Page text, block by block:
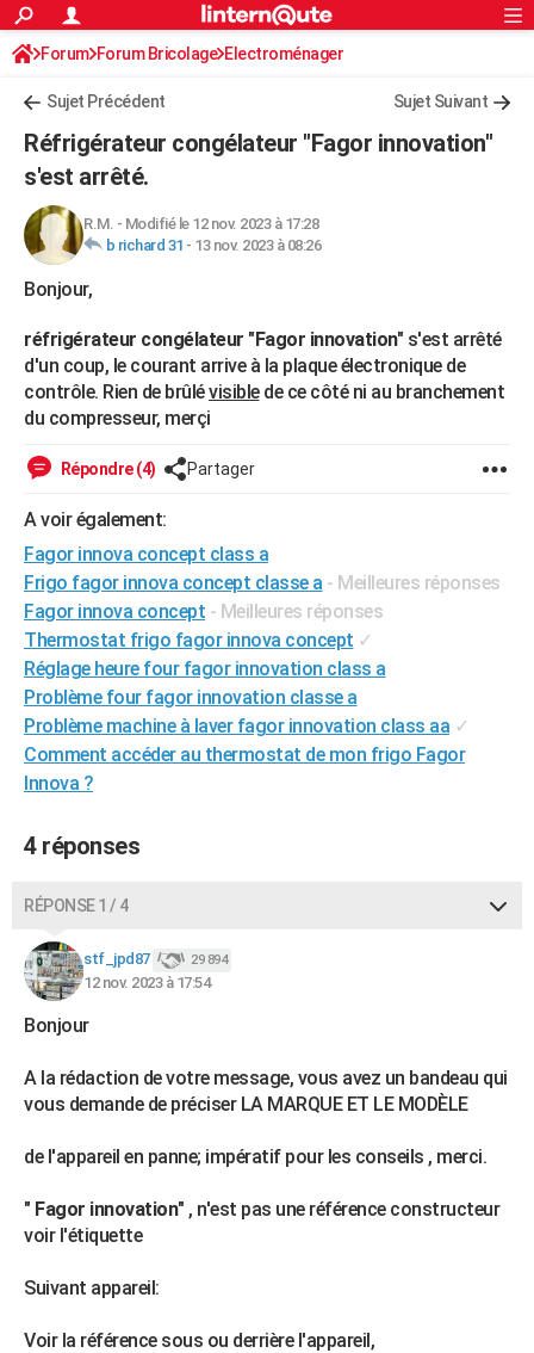
ACTUALITÉS
Politique
Société
Faits Divers
Education
Monde
Villes
+
Programme TV
Streaming
Cinéma
Sorties cinéma
Musique
FINANCE
Retraite
Impôts
Epargne
Immobilier
Risques naturels par ville
Banque
Assurance
Crédit
AUTO
Essais
Réserver un essai
Citadines
Berlines
SUV
Forum auto
HIGH-TECH
Forum
Aménagement intérieur
Extérieur
Cuisine
Salle de bains
Jardinage
Rangement
WEEK-END
Guides de France
Escapades
Patrimoine
Expositions
Musées
Week-end nature
+LIFESTYLE
Art de vivre
Bien-être
Loisirs
Mode
Modes de vie
SANTE
Alimentation
Guide de la santé
Maladies
Médicaments
Sommeil
VOYAGE
Destinations
City break
Voyage nature
Voyage de noces
Forum
Climat
+PHOTO
GUIDES D'ACHAT
BONS PLANS
CARTE DE VOEUX
Carte de Noël
Carte Bonne année
Carte Saint-Valentin
Carte Pâques
Carte d'anniversaire
DICTIONNAIRE
COPAINS D'AVANT
S'inscrire
Se connecter
Lycées
Collèges
Primaires
Universités
Entreprises
Service militaire
Avis de recherche
AVIS DE DÉCÈS
FORUM
Bricolage
Lifestyle
Culture
Sport
Auto
Television
Voyage
Cinema
S'inscrire
Connexion
Forum Forum Bricolage Electroménager
Sujet Précédent Sujet Suivant
Réfrigérateur congélateur "Fagor innovation"
s'est arrêté.
R.M. - Modifié le 12 nov. 2023 à 17:28
b richard 31 - 13 nov. 2023 à 08:26
Bonjour,
réfrigérateur congélateur "Fagor innovation" s'est arrêté
d'un coup, le courant arrive à la plaque électronique de
contrôle. Rien de brûlévisiblede ce côté ni au branchement
du compresseur, merçi
Répondre (4) Partager
A voir également:
Fagor innova concept class a
Frigo fagor innova concept classe a - Meilleures réponses
Fagor innova concept - Meilleures réponses
Thermostat frigo fagor innova concept ✓
Réglage heure four fagor innovation class a
Problème four fagor innovation classe a
Problème machine à laver fagor innovation class aa ✓
Comment accéder au thermostat de mon frigo Fagor
Innova ?
4 réponses
RÉPONSE 1 / 4
stf_jpd87 29 894
12 nov. 2023 à 17:54
Bonjour
A la rédaction de votre message, vous avez un bandeau qui
vous demande de préciser LA MARQUE ET LE MODÈLE
de l'appareil en panne; impératif pour les conseils , merci.
" Fagor innovation" , n'est pas une référence constructeur
voir l'étiquette
Suivant appareil:
Voir la référence sous ou derrière l'appareil,